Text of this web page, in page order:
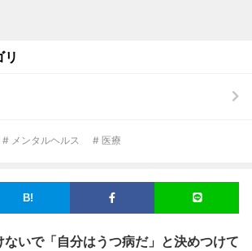
リ
# メンタルヘルス # 医療
ないで「自分はうつ病だ」と決めつけて